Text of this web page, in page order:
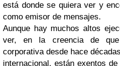
está donde se quiera ver y
como emisor de mensajes.
Aunque hay muchos altos
ver, en la creencia de
corporativa desde hace
internacional, están exentos